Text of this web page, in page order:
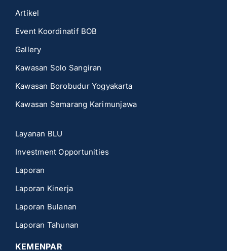
Artikel
Event Koordinatif BOB
Gallery
Kawasan Solo Sangiran
Kawasan Borobudur Yogyakarta
Kawasan Semarang Karimunjawa
Layanan BLU
Investment Opportunities
Laporan
Laporan Kinerja
Laporan Bulanan
Laporan Tahunan
KEMENPAR